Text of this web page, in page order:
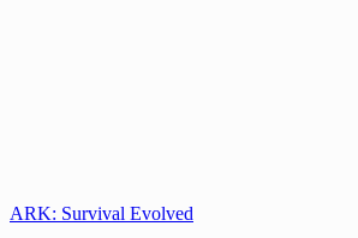
ARK: Survival Evolved